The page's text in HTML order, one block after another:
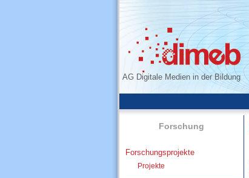
AG Digitale Medien in der Bildung
Forschung
Forschungsprojekte
Projekte